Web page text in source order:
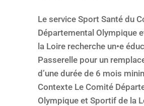
Le service Sport Santé du
Départemental Olympique
la Loire recherche un•e
Passerelle pour un
d’une durée de 6 mois
Contexte Le Comité
Olympique et Sportif de la